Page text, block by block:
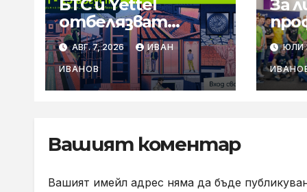
БТС и Yettel
отбелязват
юбилея на
движението
„Опознай България
– 100 национални
специална изложба
АВГ. 7, 2026 ИВАН
ИВАНОВ
За
път
ЮЛИ
Вашият коментар
Вашият имейл адрес няма да бъде